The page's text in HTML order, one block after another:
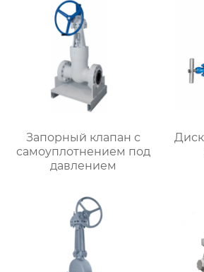
Запорный клапан с
самоуплотнением под
давлением